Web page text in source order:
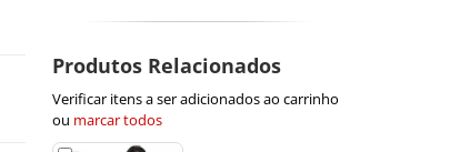
Produtos Relacionados
Verificar itens a ser adicionados ao carrinho
ou marcar todos